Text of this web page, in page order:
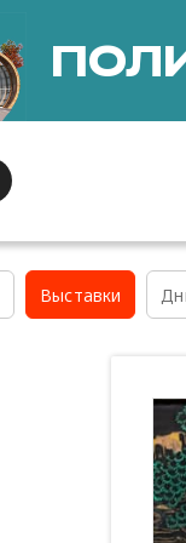
Выставки